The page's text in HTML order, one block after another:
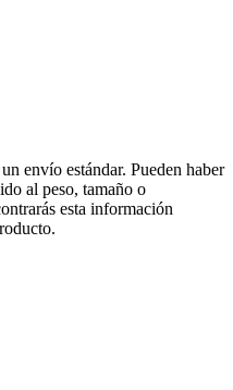
envío estándar. Pueden haber
al peso, tamaño o
esta información